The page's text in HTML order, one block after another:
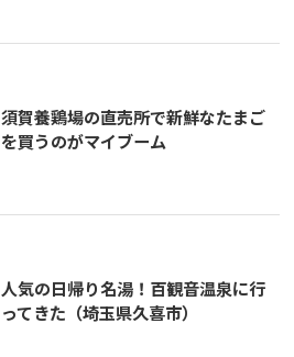
須賀養鶏場の直売所で新鮮なたまご
を買うのがマイブーム
人気の日帰り名湯！百観音温泉に行
ってきた（埼玉県久喜市）